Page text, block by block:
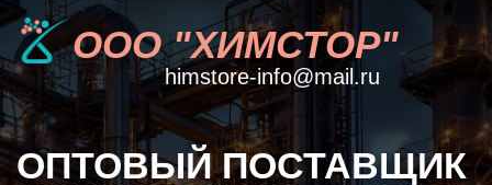
ОПТОВЫЙПОСТАВЩИК
ХИМИЧЕСКОГО СЫРЬЯ
ОНЛАЙН ЗАПРОС